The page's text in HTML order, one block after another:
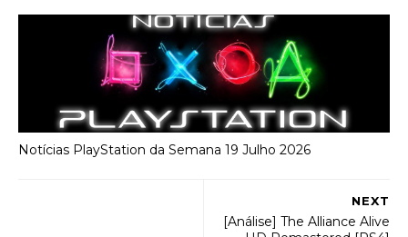
Notícias PlayStation da Semana 19 Julho 2026
NEXT
[Análise] The Alliance Alive